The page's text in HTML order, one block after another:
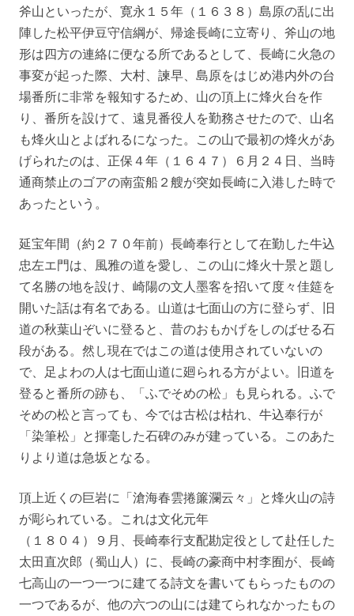
斧山といったが、寛永１５年（１６３８）島原の乱に出
陣した松平伊豆守信綱が、帰途長崎に立寄り、斧山の地
形は四方の連絡に便なる所であるとして、長崎に火急の
事変が起った際、大村、諫早、島原をはじめ港内外の台
場番所に非常を報知するため、山の頂上に烽火台を作
り、番所を設けて、遠見番役人を勤務させたので、山名
も烽火山とよばれるになった。この山で最初の烽火があ
げられたのは、正保４年（１６４７）６月２４日、当時
通商禁止のゴアの南蛮船２艘が突如長崎に入港した時で
あったという。
延宝年間（約２７０年前）長崎奉行として在勤した牛込
忠左エ門は、風雅の道を愛し、この山に烽火十景と題し
て名勝の地を設け、崎陽の文人墨客を招いて度々佳筵を
開いた話は有名である。山道は七面山の方に登らず、旧
道の秋葉山ぞいに登ると、昔のおもかげをしのばせる石
段がある。然し現在ではこの道は使用されていないの
で、足よわの人は七面山道に廻られる方がよい。旧道を
登ると番所の跡も、「ふでそめの松」も見られる。ふで
そめの松と言っても、今では古松は枯れ、牛込奉行が
「染筆松」と揮毫した石碑のみが建っている。このあた
りより道は急坂となる。
頂上近くの巨岩に「滄海春雲捲簾瀾云々」と烽火山の詩
が彫られている。これは文化元年
（１８０４）９月、長崎奉行支配勘定役として赴任した
太田直次郎（蜀山人）に、長崎の豪商中村李囿が、長崎
七高山の一つ一つに建てる詩文を書いてもらったものの
一つであるが、他の六つの山には建てられなかったもの